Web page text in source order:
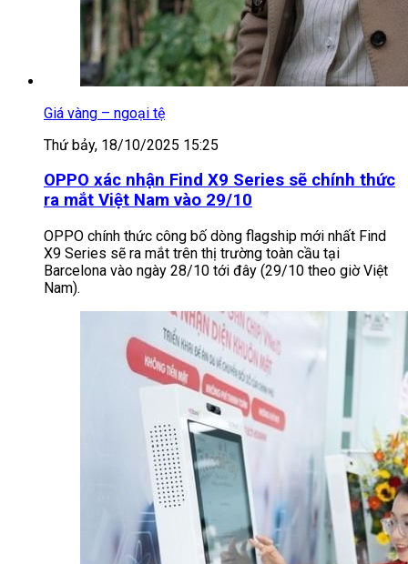
Giá vàng – ngoại tệ
Thứ bảy, 18/10/2025 15:25
OPPO xác nhận Find X9 Series sẽ chính thức
ra mắt Việt Nam vào 29/10
OPPO chính thức công bố dòng flagship mới nhất Find
X9 Series sẽ ra mắt trên thị trường toàn cầu tại
Barcelona vào ngày 28/10 tới đây (29/10 theo giờ Việt
Nam).